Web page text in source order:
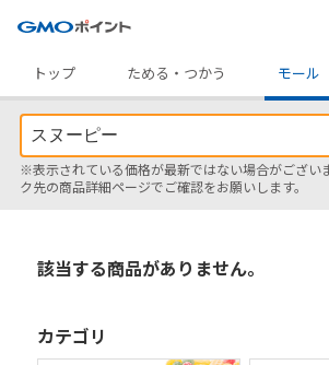
トップ
ためる・つかう モール
※表示されている価格が最新ではない場合がござい
ク先の商品詳細ページでご確認をお願いします。
該当する商品がありません。
カテゴリ